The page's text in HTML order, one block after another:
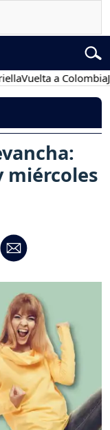
a ColombiaJorge
miércoles